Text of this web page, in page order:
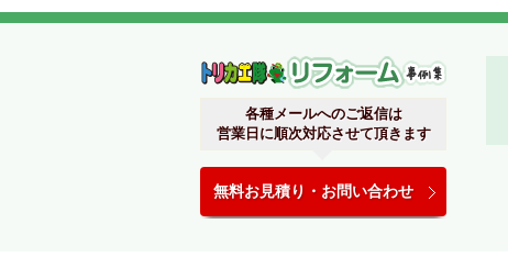
各種メールへのご返信は
営業日に順次対応させて頂きます
無料お見積り・お問い合わせ